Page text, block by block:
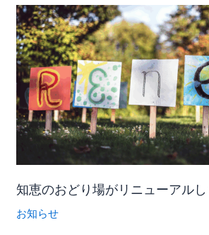
し
て
み
ま
し
た
知恵のおどり場がリニューアルし
お知らせ
知
恵
の
お
ど
り
場
リ
ニ
ー